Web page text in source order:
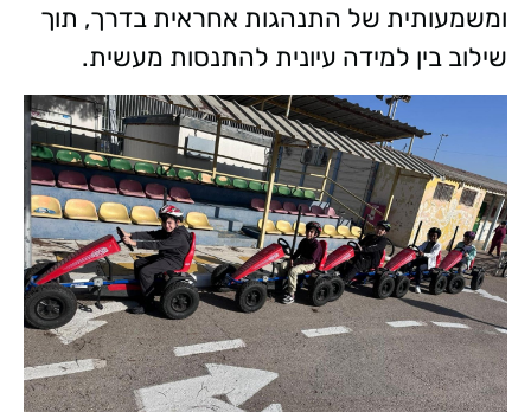
ומשמעותית של התנהגות אחראית בדרך, תוך
שילוב בין למידה עיונית להתנסות מעשית.